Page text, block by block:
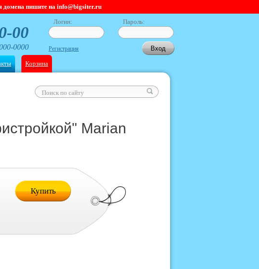
пишите на info@bigsiter.ru
00
0000
Логин: Пароль:
Регистрация
Корзина
Marian
Купить